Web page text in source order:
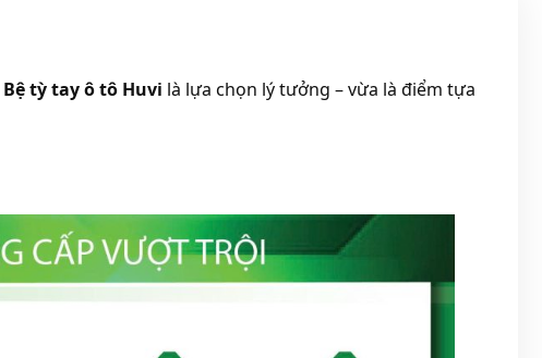
Bệ tỳ tay ô tô Huvi là lựa chọn lý tưởng – vừa là điểm tựa